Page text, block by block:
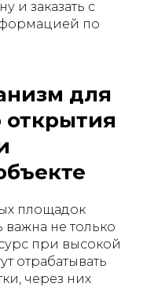
и заказать с
по
для
открытия
площадок
не только
при высокой
отрабатывать
через них